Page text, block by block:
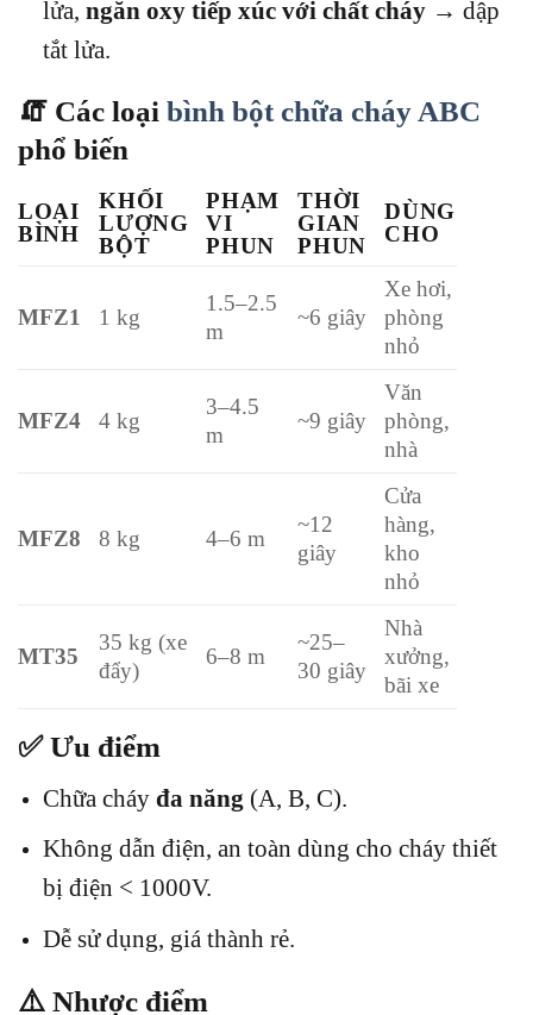
lửa, ngăn oxy tiếp xúc với chất cháy→ dập
tắt lửa.
🧯 Các loại bình bột chữa cháy ABC
phổ biến
LOẠI
BÌNH
KHỐI
LƯỢNG
BỘT
PHẠM
VI
PHUN
THỜI
GIAN
PHUN
DÙNG
CHO
MFZ1 1 kg
1.5–2.5
m
~6 giây
Xe hơi,
phòng
nhỏ
MFZ4 4 kg
3–4.5
m
~9 giây
Văn
phòng,
nhà
MFZ8 8 kg 4–6 m
~12
giây
Cửa
hàng,
kho
nhỏ
MT35
35 kg (xe
đẩy)
6–8 m
~25–
30 giây
Nhà
xưởng,
bãi xe
✅ Ưu điểm
Chữa cháy đa năng (A, B, C).
Không dẫn điện, an toàn dùng cho cháy thiết
bị điện < 1000V.
Dễ sử dụng, giá thành rẻ.
⚠️ Nhược điểm